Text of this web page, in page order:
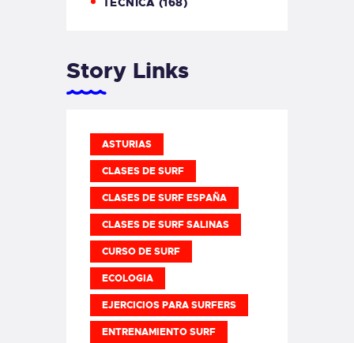
Story Links
ASTURIAS
CLASES DE SURF
CLASES DE SURF ESPAÑA
CLASES DE SURF SALINAS
CURSO DE SURF
ECOLOGIA
EJERCICIOS PARA SURFERS
ENTRENAMIENTO SURF